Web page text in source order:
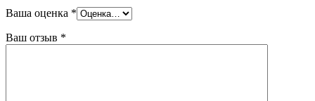
Ваша оценка *
Ваш отзыв *